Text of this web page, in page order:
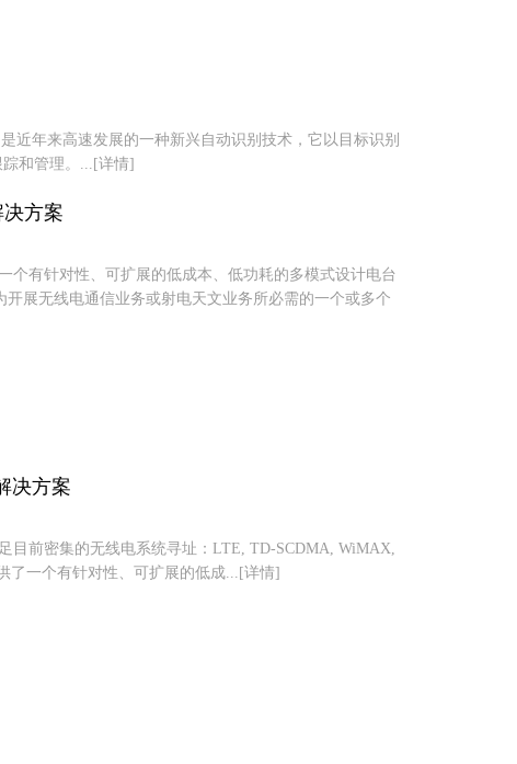
近年来高速发展的一种新兴自动识别技术，它以目标识别
和管理。...[详情]
方案
个有针对性、可扩展的低成本、低功耗的多模式设计电台
展无线电通信业务或射电天文业务所必需的一个或多个
决方案
目前密集的无线电系统寻址：LTE, TD-SCDMA, WiMAX,
了一个有针对性、可扩展的低成...[详情]